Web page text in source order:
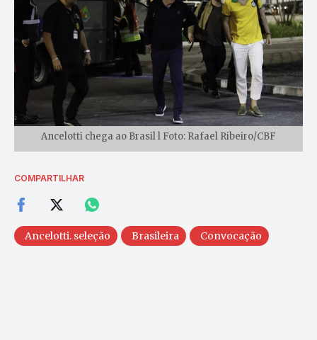
Ancelotti chega ao Brasil l Foto: Rafael Ribeiro/CBF
COMPARTILHAR
Ancelotti. seleção Brasileira Convocação